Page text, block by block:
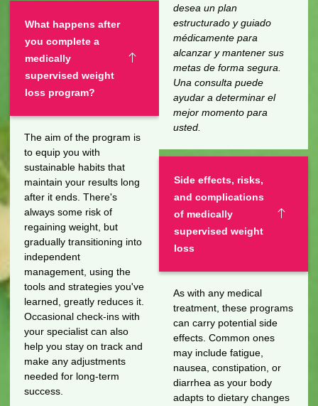
What happens after
you complete a
medically
supervised weight
loss program?
The aim of the program is
to equip you with
sustainable habits that
maintain your results long
after it ends. There's
always some risk of
regaining weight, but
gradually transitioning into
independent
management, using the
tools and strategies you've
learned, greatly reduces it.
Occasional check-ins with
your specialist can also
help you stay on track and
make any adjustments
needed for long-term
success.
desea un plan
estructurado y guiado
médicamente para
alcanzar y mantener sus
metas de forma segura.
Una consulta puede
ayudar a determinar el
mejor momento para
usted.
Side effects, risks,
and complications
of medically
supervised weight
loss
As with any medical
treatment, these programs
can carry potential side
effects. Common ones
may include fatigue,
nausea, constipation, or
diarrhea as your body
adapts to dietary changes